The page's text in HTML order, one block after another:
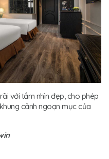
với tầm nhìn đẹp, cho phép
cảnh ngoạn mục của